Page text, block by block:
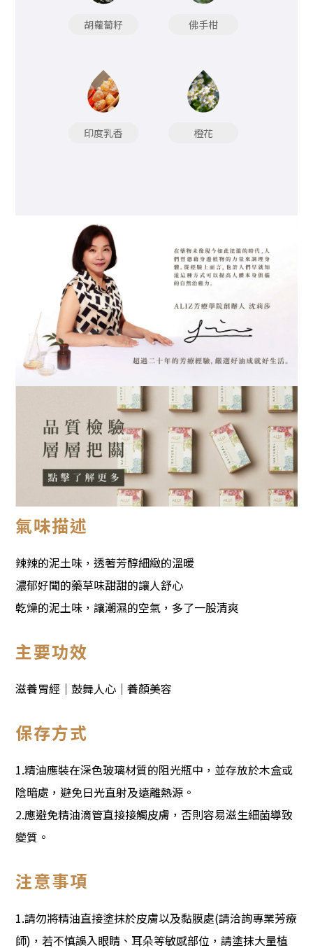
胡蘿蔔籽 佛手柑
印度乳香 橙花
氣味描述
辣辣的泥土味，透著芳醇細緻的溫暖
濃郁好聞的藥草味甜甜的讓人舒心
乾燥的泥土味，讓潮濕的空氣，多了一股清爽
主要功效
滋養胃經｜鼓舞人心｜養顏美容
保存方式
1.精油應裝在深色玻璃材質的阻光瓶中，並存放於木盒或
陰暗處，避免日光直射及遠離熱源。
2.應避免精油滴管直接接觸皮膚，否則容易滋生細菌導致
變質。
注意事項
1.請勿將精油直接塗抹於皮膚以及黏膜處(請洽詢專業芳療
師)，若不慎誤入眼睛、耳朵等敏感部位，請塗抹大量植